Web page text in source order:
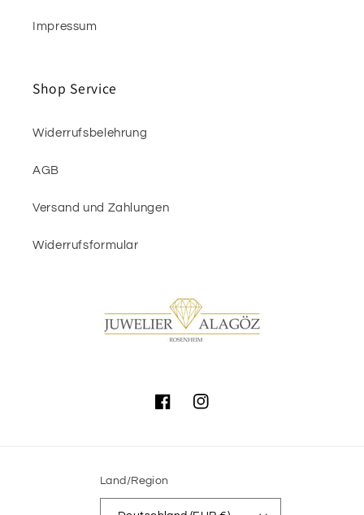
Impressum
Shop Service
Widerrufsbelehrung
AGB
Versand und Zahlungen
Widerrufsformular
FacebookInstagram
Land/Region